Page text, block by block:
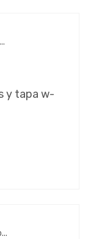
y tapa w-